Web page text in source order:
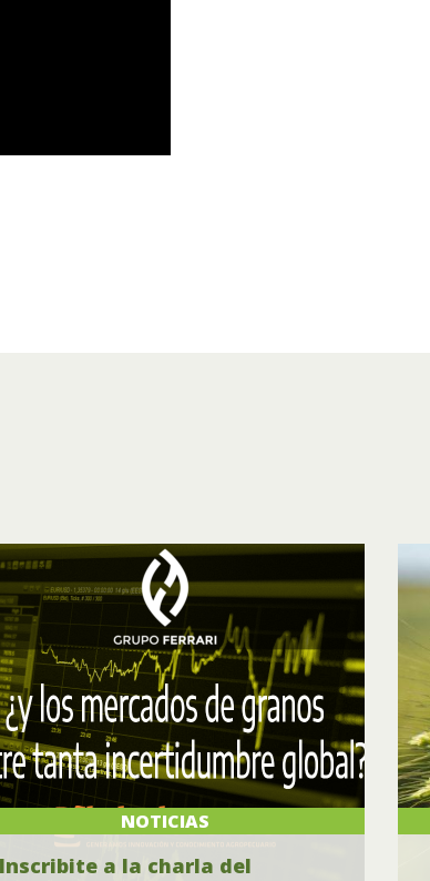
NOTICIAS
Inscribite a la charla del